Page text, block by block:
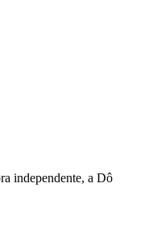
independente, a Dô